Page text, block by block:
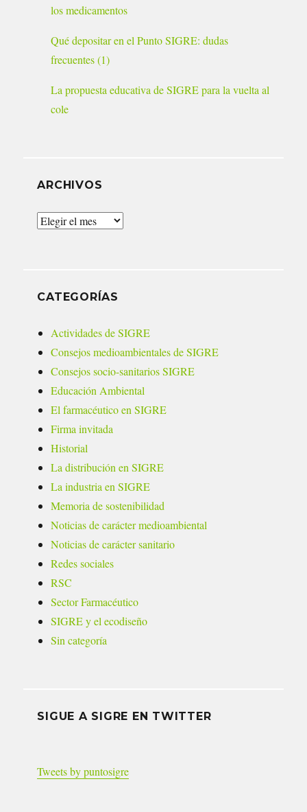
los medicamentos
Qué depositar en el Punto SIGRE: dudas
frecuentes (1)
La propuesta educativa de SIGRE para la vuelta al
cole
ARCHIVOS
Archivos
CATEGORÍAS
Actividades de SIGRE
Consejos medioambientales de SIGRE
Consejos socio-sanitarios SIGRE
Educación Ambiental
El farmacéutico en SIGRE
Firma invitada
Historial
La distribución en SIGRE
La industria en SIGRE
Memoria de sostenibilidad
Noticias de carácter medioambiental
Noticias de carácter sanitario
Redes sociales
RSC
Sector Farmacéutico
SIGRE y el ecodiseño
Sin categoría
SIGUE A SIGRE EN TWITTER
Tweets by puntosigre